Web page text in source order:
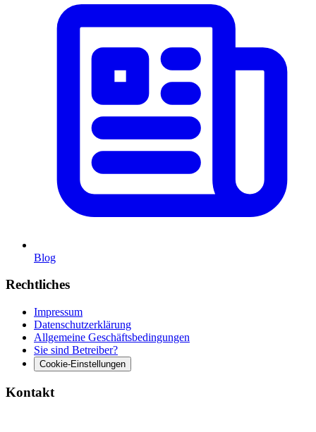
Blog
Rechtliches
Impressum
Datenschutzerklärung
Allgemeine Geschäftsbedingungen
Sie sind Betreiber?
Cookie-Einstellungen
Kontakt